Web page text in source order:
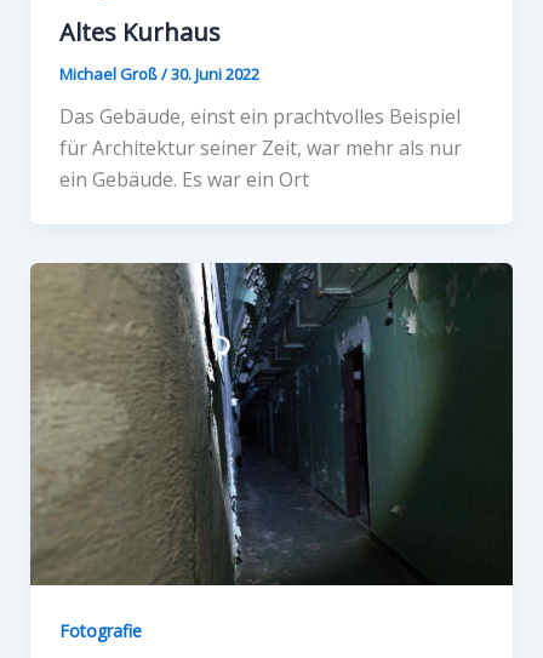
Altes Kurhaus
Michael Groß/30. Juni 2022
Das Gebäude, einst ein prachtvolles Beispiel
für Architektur seiner Zeit, war mehr als nur
ein Gebäude. Es war ein Ort
Fotografie